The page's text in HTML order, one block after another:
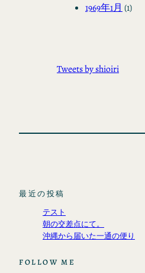
1969年1月 (1)
Tweets by shioiri
最近の投稿
テスト
朝の交差点にて。
沖縄から届いた一通の便り
FOLLOW ME